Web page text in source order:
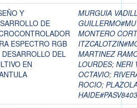
Y
DE
ESPECTRO RGB
DESARROLLO DEL
EN
MURGUIA
MONTERO
MARTINEZ
LOURDES; NERI
OCTAVIO;
ROCIO;